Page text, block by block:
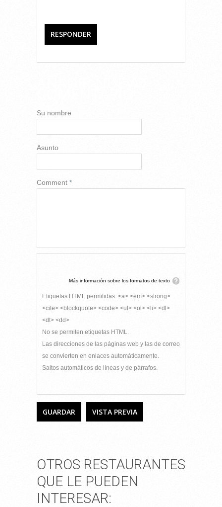
RESPONDER
Su nombre
Asunto
Comment *
Más información sobre los formatos de texto
Etiquetas HTML permitidas: <a> <em> <strong>
<cite> <blockquote> <code> <ul> <ol> <li> <dl>
<dt> <dd>
No se permiten etiquetas HTML.
Las direcciones de las páginas web y las de correo
se convierten en enlaces automáticamente.
Saltos automáticos de líneas y de párrafos.
OTROS RESTAURANTES
QUE LE PUEDEN
INTERESAR: